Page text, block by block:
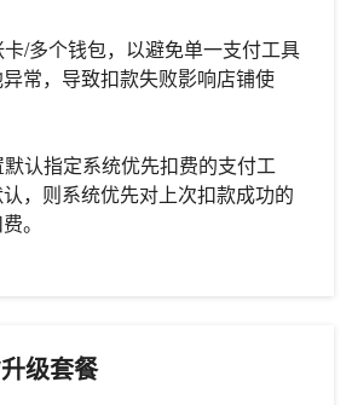
/多个钱包，以避免单一支付工具
常，导致扣款失败影响店铺使
认指定系统优先扣费的支付工
，则系统优先对上次扣款成功的
。
级套餐